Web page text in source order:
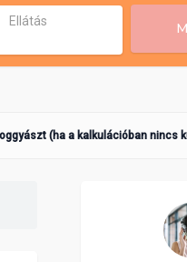
Ellátás
(ha a kalkulációban nincs